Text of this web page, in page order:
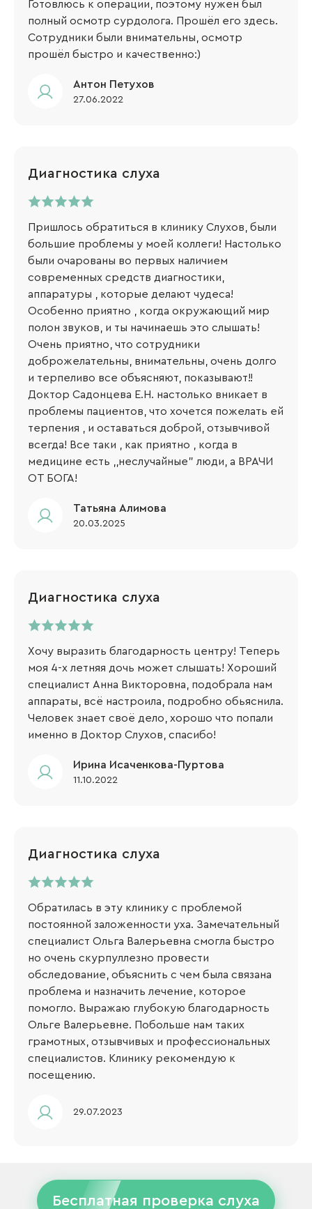
Готовлюсь к операции, поэтому нужен был
полный осмотр сурдолога. Прошёл его здесь.
Сотрудники были внимательны, осмотр
прошёл быстро и качественно:)
​Антон Петухов
27.06.2022
Диагностика слуха
Пришлось обратиться в клинику Слухов, были
большие проблемы у моей коллеги! Настолько
были очарованы во первых наличием
современных средств диагностики,
аппаратуры , которые делают чудеса!
Особенно приятно , когда окружающий мир
полон звуков, и ты начинаешь это слышать!
Очень приятно, что сотрудники
доброжелательны, внимательны, очень долго
и терпеливо все объясняют, показывают!!
Доктор Садонцева Е.Н. настолько вникает в
проблемы пациентов, что хочется пожелать ей
терпения , и оставаться доброй, отзывчивой
всегда! Все таки , как приятно , когда в
медицине есть ,,неслучайные" люди, а ВРАЧИ
ОТ БОГА!
Татьяна Алимова
20.03.2025
Диагностика слуха
Хочу выразить благодарность центру! Теперь
моя 4-х летняя дочь может слышать! Хороший
специалист Анна Викторовна, подобрала нам
аппараты, всё настроила, подробно обьяснила.
Человек знает своё дело, хорошо что попали
именно в Доктор Слухов, спасибо!
Ирина Исаченкова-Пуртова
11.10.2022
Диагностика слуха
Обратилась в эту клинику с проблемой
постоянной заложенности уха. Замечательный
специалист Ольга Валерьевна смогла быстро
но очень скурпуллезно провести
обследование, объяснить с чем была связана
проблема и назначить лечение, которое
помогло. Выражаю глубокую благодарность
Ольге Валерьевне. Побольше нам таких
грамотных, отзывчивых и профессиональных
специалистов. Клинику рекомендую к
посещению.
29.07.2023
Бесплатная проверка слуха